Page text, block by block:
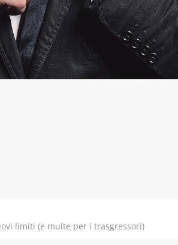
limiti (e multe per i trasgressori)